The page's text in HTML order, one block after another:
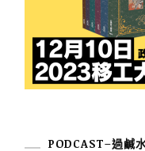
PODCAST–過鹹